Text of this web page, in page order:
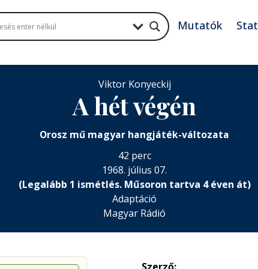
Mutatók Stat
Viktor Konyeckij
A hét végén
Orosz mű magyar hangjáték-változata
42 perc
1968. július 07.
(Legalább 1 ismétlés. Műsoron tartva 4 éven át)
Adaptáció
Magyar Rádió